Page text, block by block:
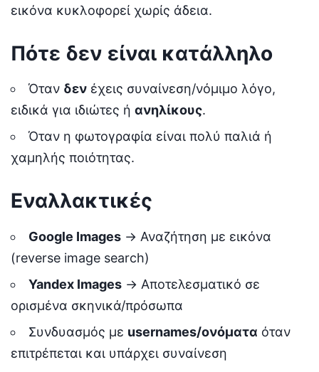
εικόνα κυκλοφορεί χωρίς άδεια.
Πότε δεν είναι κατάλληλο
Όταν δεν έχεις συναίνεση/νόμιμο λόγο,
ειδικά για ιδιώτες ή ανηλίκους.
Όταν η φωτογραφία είναι πολύ παλιά ή
χαμηλής ποιότητας.
Εναλλακτικές
Google Images → Αναζήτηση με εικόνα
(reverse image search)
Yandex Images → Αποτελεσματικό σε
ορισμένα σκηνικά/πρόσωπα
Συνδυασμός με usernames/ονόματα όταν
επιτρέπεται και υπάρχει συναίνεση